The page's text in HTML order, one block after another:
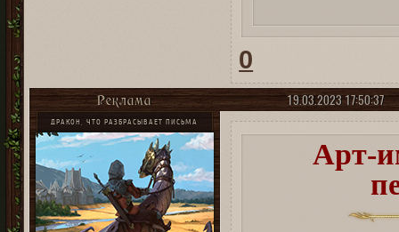
0
19.03.2023 17:50:37
Реклама
ДРАКОН, ЧТО РАЗБРАСЫВАЕТ ПИСЬМА
Арт-